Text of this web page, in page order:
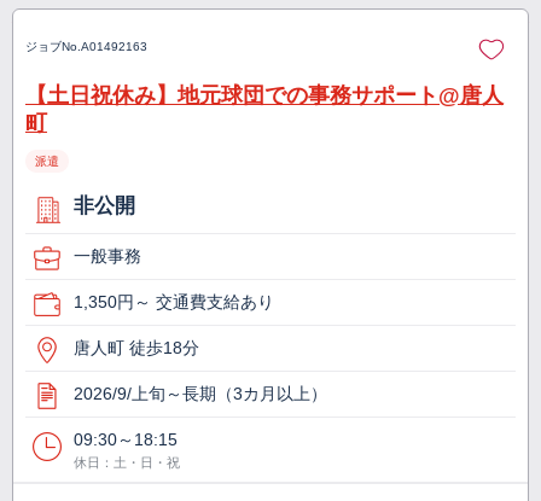
ジョブNo. A01492163
【土日祝休み】地元球団での事務サポート@唐人
町
派遣
非公開
一般事務
1,350円～ 交通費支給あり
唐人町 徒歩18分
2026/9/上旬～長期（3カ月以上）
09:30～18:15
休日：土・日・祝